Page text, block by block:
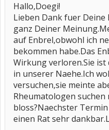
Hallo,Doegi!
Lieben Dank fuer Deine
ganz Deiner
auf Enbrel,obwohl ich
bekommen habe.Das
Wirkung verloren.Sie
in unserer Naehe.Ich
versuchen,sie meinte
Rheumatologen suchen
bloss?Naechster
einen Rat sehr